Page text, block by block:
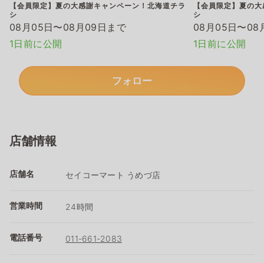
【会員限定】夏の大感謝キャンペーン！北海道チラ
シ
08月05日〜08月09日まで
1日前に公開
【会員限定】夏の
シ
08月05日〜08
1日前に公開
フォロー
店舗情報
店舗名 セイコーマート うめづ店
営業時間 24時間
電話番号 011-661-2083